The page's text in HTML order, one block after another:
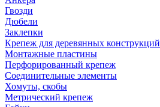
Гвозди
Дюбели
Заклепки
Крепеж для деревянных конструкций
Монтажные пластины
Перфорированный крепеж
Соединительные элементы
Хомуты, скобы
Метрический крепеж